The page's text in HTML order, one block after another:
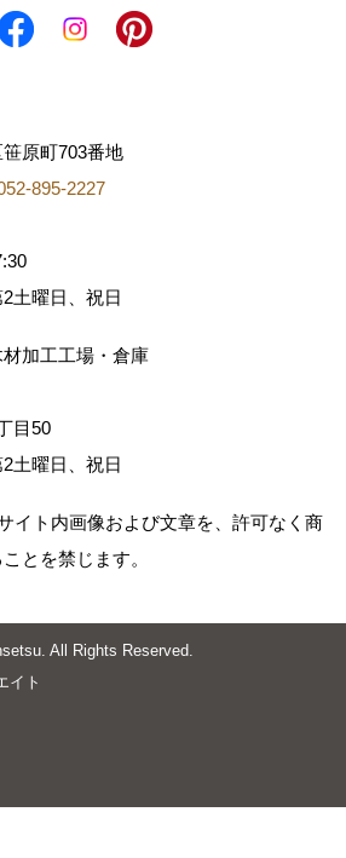
笹原町703番地
895-2227
土曜日、祝日
加工工場・倉庫
目50
土曜日、祝日
イト内画像および文章を、許可なく商
とを禁じます。
All Rights Reserved.
イト